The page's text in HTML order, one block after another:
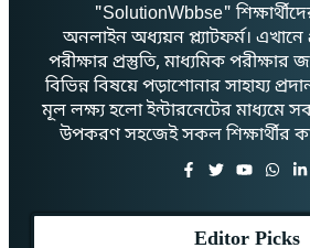
"SolutionWbbse"
অনলাইন অধ্যয়ন প্ল্যাটফর্ম।
পরীক্ষার প্রস্তুতি, মাধ্যমিক
বিভিন্ন বিষয়ে পড়াশোনার সাহায্য
মূল লক্ষ্য হলো ইন্টারনেটের মাধ্যমে
উপকরণ সহজেই সকল শিক্ষার্থীর
Editor Picks